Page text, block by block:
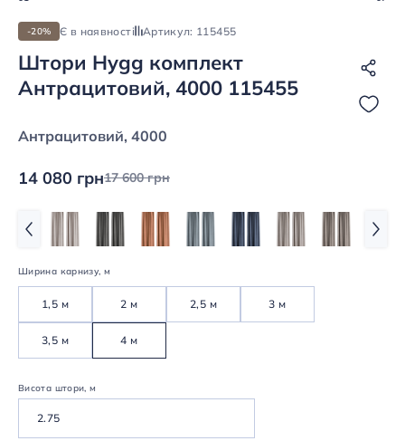
-20% Є в наявності Артикул: 115455
Штори Hygg комплект
Антрацитовий, 4000 115455
Антрацитовий, 4000
14 080 грн17 600 грн
Ширина карнизу, м
1,5 м 2 м 2,5 м 3 м
3,5 м 4 м
Висота штори, м